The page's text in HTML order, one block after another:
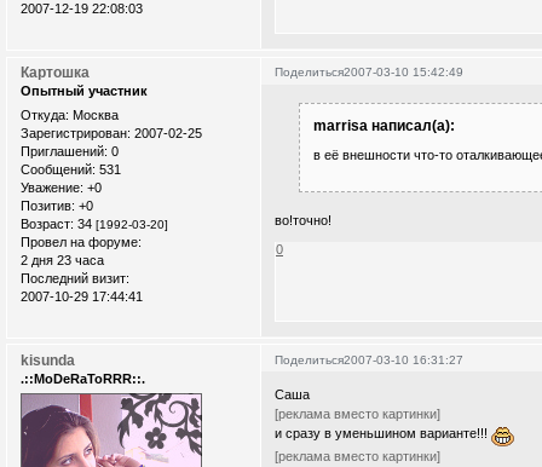
2007-12-19 22:08:03
Поделиться2007-03-10 15:42:49
Картошка
Опытный участник
Откуда: Москва
Зарегистрирован: 2007-02-25
Приглашений: 0
Сообщений: 531
Уважение: +0
Позитив: +0
Возраст: 34 [1992-03-20]
Провел на форуме:
2 дня 23 часа
Последний визит:
2007-10-29 17:44:41
marrisa написал(а):
в её внешности что-то
во!точно!
0
Поделиться2007-03-10 16:31:27
kisunda
.::MoDeRaToRRR::.
Саша
[реклама вместо картинки]
и сразу в уменьшином варианте!!!
[реклама вместо картинки]